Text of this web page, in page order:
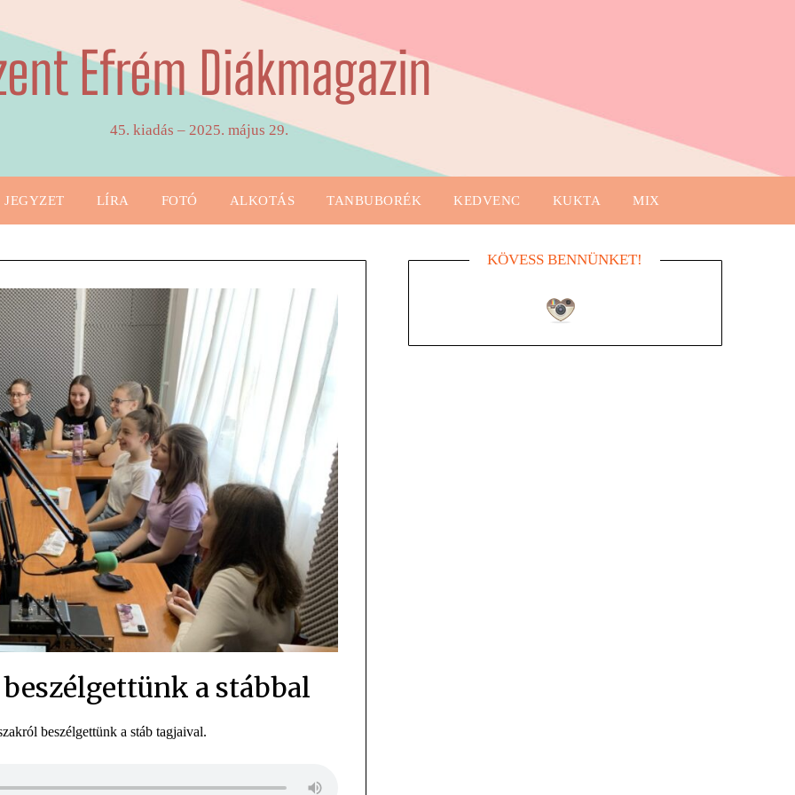
Efrém Diákmagazin
45. kiadás – 2025. május 29.
JEGYZET LÍRA FOTÓ ALKOTÁS TANBUBORÉK KEDVENC KUKTA MIX
a stábbal
beszélgettünk a stáb tagjaival.
KÖVESS BENNÜNKET!